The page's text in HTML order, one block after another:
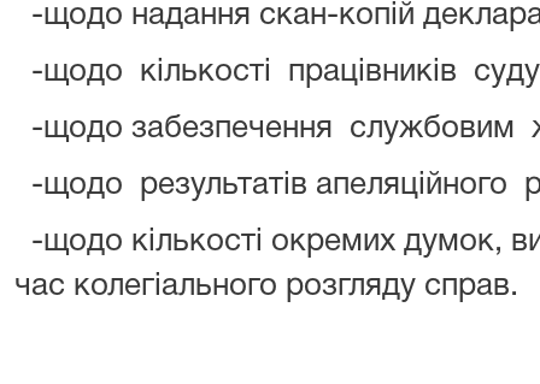
-щодо надання скан-копій
-щодо кількості працівників
-щодо забезпечення службовим
-щодо результатів апеляційного
-щодо кількості окремих думок,
час колегіального розгляду справ.